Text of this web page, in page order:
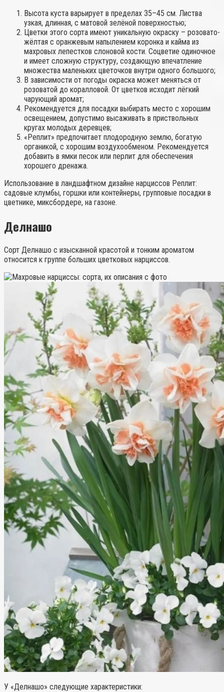
Высота куста варьирует в пределах 35–45 см. Листва
узкая, длинная, с матовой зелёной поверхностью;
Цветки этого сорта имеют уникальную окраску – розовато-
жёлтая с оранжевым напылением коронка и кайма из
махровых лепестков слоновой кости. Соцветие одиночное
и имеет сложную структуру, создающую впечатление
множества маленьких цветочков внутри одного большого;
В зависимости от погоды окраска может меняться от
розоватой до коралловой. От цветков исходит лёгкий
чарующий аромат;
Рекомендуется для посадки выбирать место с хорошим
освещением, допустимо высаживать в приствольных
кругах молодых деревцев;
«Реплит» предпочитает плодородную землю, богатую
органикой, с хорошим воздухообменом. Рекомендуется
добавить в ямки песок или перлит для обеспечения
хорошего дренажа.
Использование в ландшафтном дизайне нарциссов Реплит:
садовые клумбы, горшки или контейнеры, групповые посадки в
цветнике, миксбордере, на газоне.
Делнашо
Сорт Делнашо с изысканной красотой и тонким ароматом
относится к группе больших цветковых нарциссов.
У «Делнашо» следующие характеристики: